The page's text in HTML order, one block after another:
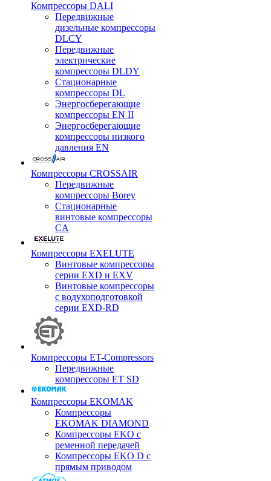
Компрессоры DALI
Передвижные
дизельные компрессоры
DLCY
Передвижные
электрические
компрессоры DLDY
Стационарные
компрессоры DL
Энергосберегающие
компрессоры EN II
Энергосберегающие
компрессоры низкого
давления EN
Компрессоры CROSSAIR
Передвижные
компрессоры Borey
Стационарные
винтовые компрессоры
CA
Компрессоры EXELUTE
Винтовые компрессоры
серии EXD и EXV
Винтовые компрессоры
с водухоподготовкой
серии EXD-RD
Компрессоры ET-Compressors
Передвижные
компрессоры ET SD
Компрессоры EKOMAK
Компрессоры
EKOMAK DIAMOND
Компрессоры EKO c
ременной передачей
Компрессоры EKO D с
прямым приводом